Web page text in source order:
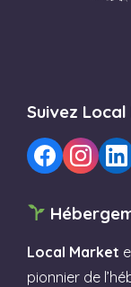
Suivez
Local Market
pionnier de